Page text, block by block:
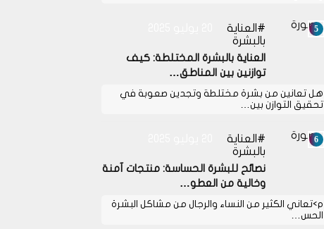
العناية
بالبشرة
العناية بالبشرة المختلطة: كيف
توازنين بين المناطق…
هل تعانين من بشرة مختلطة وتجدين صعوبة في
تحقيق التوازن بين…
العناية
بالبشرة
نصائح للبشرة الحساسة: منتجات آمنة
وخالية من العطو…
p>تعاني الكثير من النساء والرجال من مشاكل البشرة
الحس…